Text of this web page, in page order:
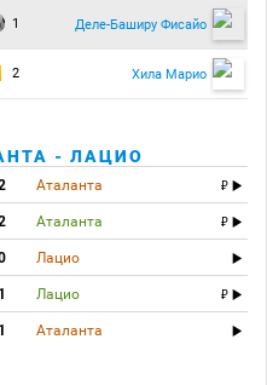
1 Деле-Баширу Фисайо
2 Хила Марио
- ЛАЦИО
Аталанта
Аталанта
Лацио
Лацио
Аталанта